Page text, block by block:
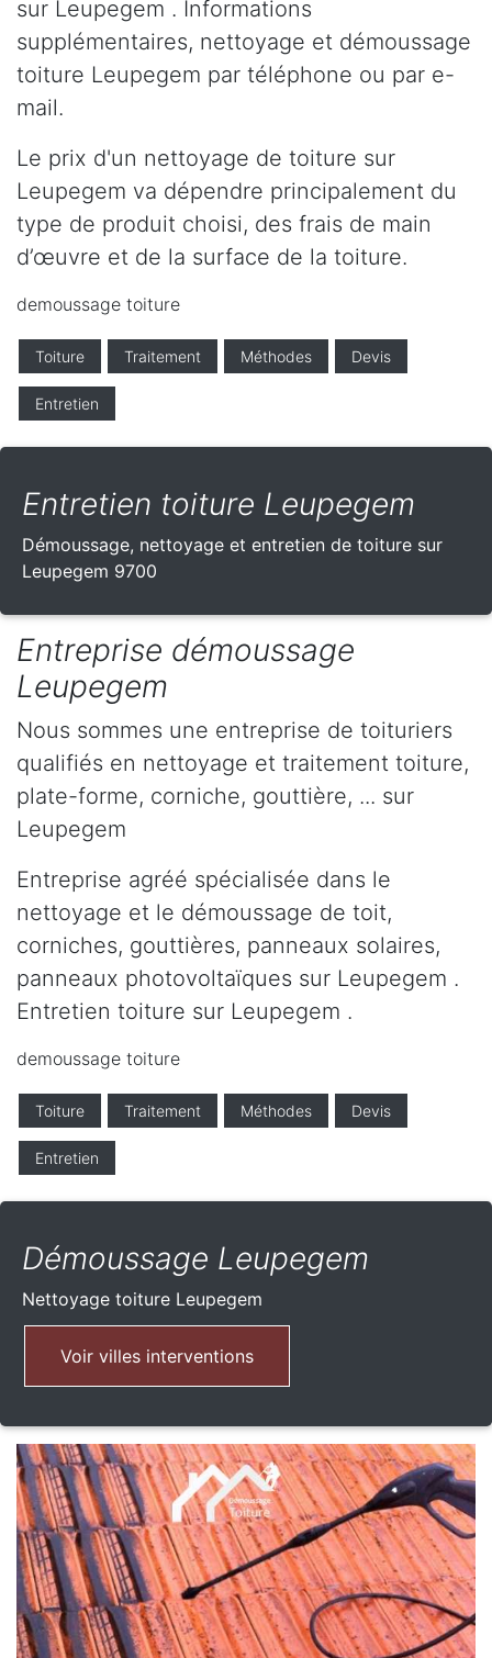
sur Leupegem . Informations
supplémentaires, nettoyage et démoussage
toiture Leupegem par téléphone ou par e-
mail.
Le prix d'un nettoyage de toiture sur
Leupegem va dépendre principalement du
type de produit choisi, des frais de main
d’œuvre et de la surface de la toiture.
demoussage toiture
Toiture Traitement Méthodes Devis
Entretien
Entretien toiture Leupegem
Démoussage, nettoyage et entretien de toiture sur
Leupegem 9700
Entreprise démoussage
Leupegem
Nous sommes une entreprise de toituriers
qualifiés en nettoyage et traitement toiture,
plate-forme, corniche, gouttière, ... sur
Leupegem
Entreprise agréé spécialisée dans le
nettoyage et le démoussage de toit,
corniches, gouttières, panneaux solaires,
panneaux photovoltaïques sur Leupegem .
Entretien toiture sur Leupegem .
demoussage toiture
Toiture Traitement Méthodes Devis
Entretien
Démoussage Leupegem
Nettoyage toiture Leupegem
Voir villes interventions